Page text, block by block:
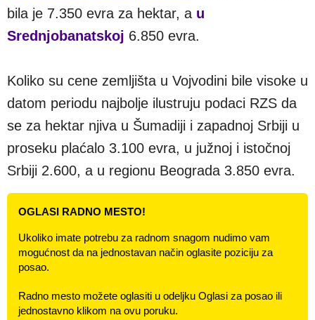
bila je 7.350 evra za hektar, a u
Srednjobanatskoj 6.850 evra.
Koliko su cene zemljišta u Vojvodini bile visoke u
datom periodu najbolje ilustruju podaci RZS da
se za hektar njiva u Šumadiji i zapadnoj Srbiji u
proseku plaćalo 3.100 evra, u južnoj i istočnoj
Srbiji 2.600, a u regionu Beograda 3.850 evra.
OGLASI RADNO MESTO!
Ukoliko imate potrebu za radnom snagom nudimo vam
mogućnost da na jednostavan način oglasite poziciju za
posao.
Radno mesto možete oglasiti u odeljku Oglasi za posao ili
jednostavno klikom na ovu poruku.